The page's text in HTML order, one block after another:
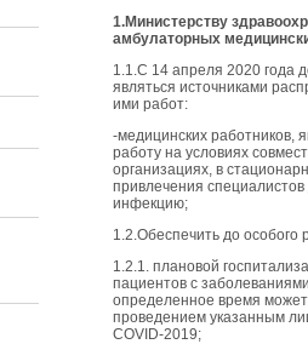
1.Министерству
амбулаторных
1.1.С 14 апреля 2020 года
являться источниками
ими работ:
-медицинских
работу на условиях
организациях, в
привлечения
инфекцию;
1.2.Обеспечить до
1.2.1. плановой
пациентов с
определенное время
проведением указанным
COVID-2019;